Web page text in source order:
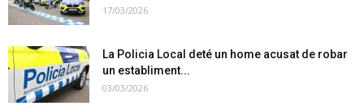
17/03/2026
La Policia Local deté un home acusat de robar
un establiment...
03/03/2026